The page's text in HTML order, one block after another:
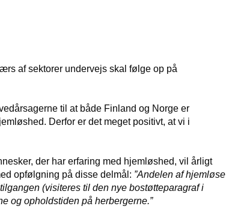
af sektorer undervejs skal følge op på
til at både Finland og Norge er
Derfor er det meget positivt, at vi i
der har erfaring med hjemløshed, vil årligt
opfølgning på disse delmål: ”Andelen af hjemløse
(visiteres til den nye bostøtteparagraf i
og opholdstiden på herbergerne.”